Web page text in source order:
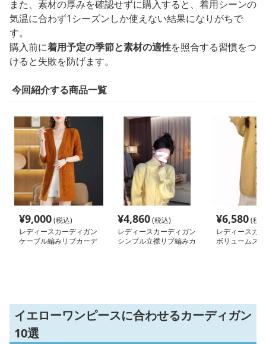
また、素材の厚みを確認せずに購入すると、着用シーンの
気温に合わず1シーズンしか使えない結果になりがちで
す。
購入前に着用予定の季節と素材の適性を照合する習慣をつ
けると失敗を防げます。
今回紹介する商品一覧
¥9,000(税込)
レディースカーディガン
ケーブル編みリブカーデ
¥4,860(税込)
レディースカーディガン
シンプル立襟リブ編みカ
¥6,580(税
レディースカ
ボリュームス
イエローワンピースに合わせるカーディガン
10選